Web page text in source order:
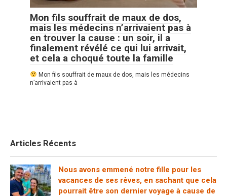
Mon fils souffrait de maux de dos,
mais les médecins n’arrivaient pas à
en trouver la cause : un soir, il a
finalement révélé ce qui lui arrivait,
et cela a choqué toute la famille
Mon fils souffrait de maux de dos, mais les médecins
n’arrivaient pas à
Articles Récents
Nous avons emmené notre fille pour les
vacances de ses rêves, en sachant que cela
pourrait être son dernier voyage à cause de